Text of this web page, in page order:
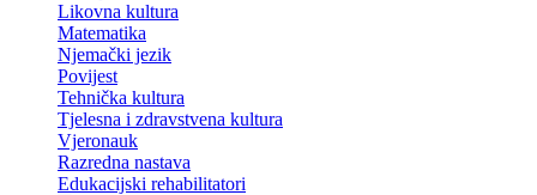
Likovna kultura
Matematika
Njemački jezik
Povijest
Tehnička kultura
Tjelesna i zdravstvena kultura
Vjeronauk
Razredna nastava
Edukacijski rehabilitatori